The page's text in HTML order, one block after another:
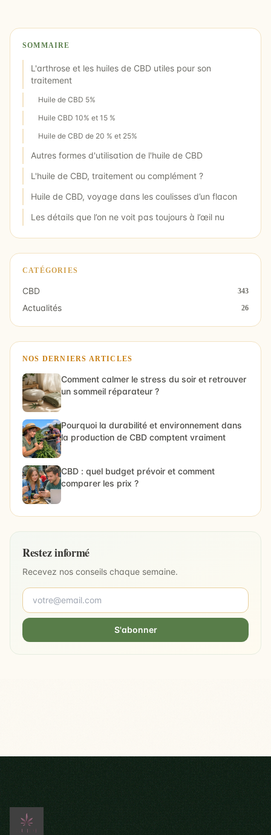
SOMMAIRE
L'arthrose et les huiles de CBD utiles pour son
traitement
Huile de CBD 5%
Huile CBD 10% et 15 %
Huile de CBD de 20 % et 25%
Autres formes d'utilisation de l'huile de CBD
L'huile de CBD, traitement ou complément ?
Huile de CBD, voyage dans les coulisses d’un flacon
Les détails que l’on ne voit pas toujours à l’œil nu
CATÉGORIES
CBD 343
Actualités 26
NOS DERNIERS ARTICLES
Comment calmer le stress du soir et retrouver
un sommeil réparateur ?
Pourquoi la durabilité et environnement dans
la production de CBD comptent vraiment
CBD : quel budget prévoir et comment
comparer les prix ?
Restez informé
Recevez nos conseils chaque semaine.
S'abonner